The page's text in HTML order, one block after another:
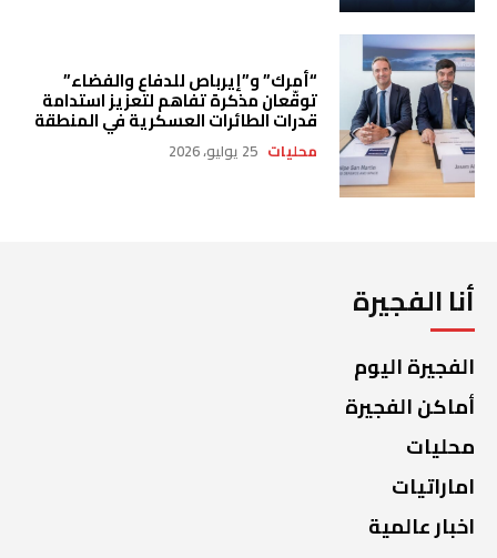
“أمرك” و”إيرباص للدفاع والفضاء”
توقّعان مذكرة تفاهم لتعزيز استدامة
قدرات الطائرات العسكرية في المنطقة
محليات 25 يوليو، 2026
أنا الفجيرة
الفجيرة اليوم
أماكن الفجيرة
محليات
اماراتيات
اخبار عالمية